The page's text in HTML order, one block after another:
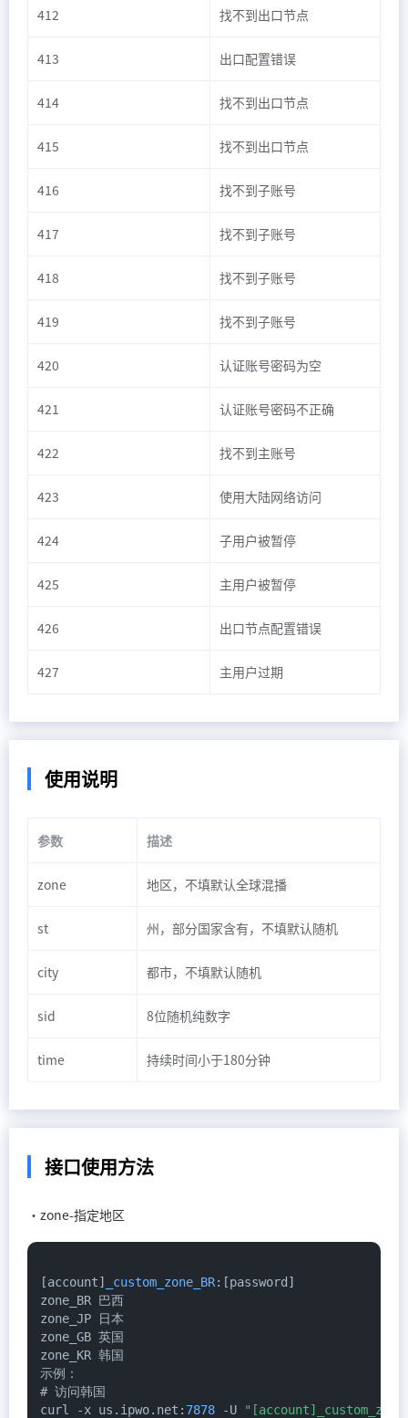
412 找不到出口节点
413 出口配置错误
414 找不到出口节点
415 找不到出口节点
416 找不到子账号
417 找不到子账号
418 找不到子账号
419 找不到子账号
420 认证账号密码为空
421 认证账号密码不正确
422 找不到主账号
423 使用大陆网络访问
424 子用户被暂停
425 主用户被暂停
426 出口节点配置错误
427 主用户过期
使用说明
参数 描述
zone 地区，不填默认全球混播
st 州，部分国家含有，不填默认随机
city 都市，不填默认随机
sid 8位随机纯数字
time 持续时间小于180分钟
接口使用方法
·zone-指定地区
[account] _custom_zone_BR:[password]
zone_BR 巴西
zone_JP 日本
zone_GB 英国
zone_KR 韩国
示例：
# 访问韩国
curl -x us. ipwo. net : 7878 -U